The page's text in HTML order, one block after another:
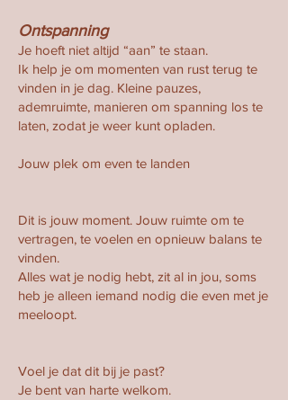
Ontspanning
Je hoeft niet altijd “aan” te staan.
Ik help je om momenten van rust terug te
vinden in je dag. Kleine pauzes,
ademruimte, manieren om spanning los te
laten, zodat je weer kunt opladen.
Jouw plek om even te landen
Dit is jouw moment. Jouw ruimte om te
vertragen, te voelen en opnieuw balans te
vinden.
Alles wat je nodig hebt, zit al in jou, soms
heb je alleen iemand nodig die even met je
meeloopt.
Voel je dat dit bij je past?
Je bent van harte welkom.